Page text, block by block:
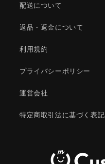
配送について
返品・返金について
利用規約
プライバシーポリシー
運営会社
特定商取引法に基づく表記